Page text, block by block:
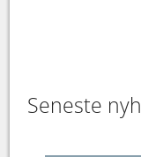
Seneste